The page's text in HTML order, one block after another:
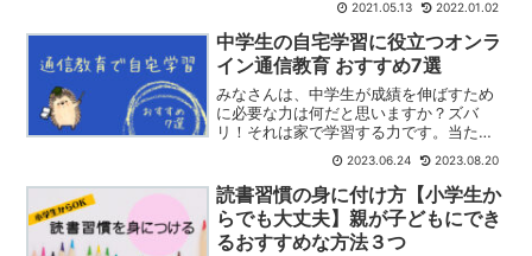
悪くて困っていました。国語のテストに
は、文章読解と漢字の部分があります
が、娘は両方とも苦手でし...
2021.05.13 2022.01.02
中学生の自宅学習に役立つオンラ
イン通信教育 おすすめ7選
みなさんは、中学生が成績を伸ばすため
に必要な力は何だと思いますか？ズバ
リ！それは家で学習する力です。当たり
前ですが、この力の差が成績の差になり
ます。「そうはいっても、家での学習
（自宅学習）を自分の力だけですすめる
のは難しい！」そうなんです。...
2023.06.24 2023.08.20
読書習慣の身に付け方【小学生か
らでも大丈夫】親が子どもにでき
るおすすめな方法３つ